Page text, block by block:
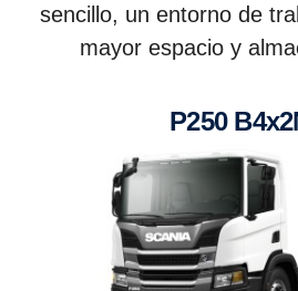
sencillo, un entorno de
mayor espacio y
P250